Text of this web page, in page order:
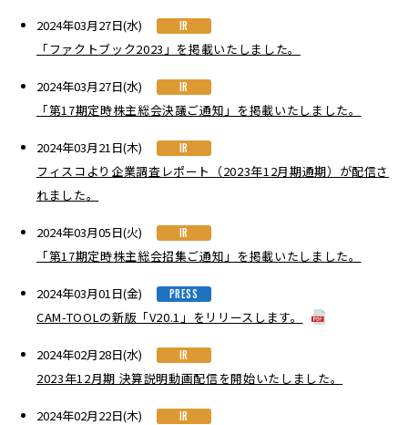
2024年03月27日(水) IR
「ファクトブック2023」を掲載いたしました。
2024年03月27日(水) IR
「第17期定時株主総会決議ご通知」を掲載いたしました。
2024年03月21日(木) IR
フィスコより企業調査レポート（2023年12月期通期）が配信さ
れました。
2024年03月05日(火) IR
「第17期定時株主総会招集ご通知」を掲載いたしました。
2024年03月01日(金) PRESS
CAM-TOOLの新版「V20.1」をリリースします。
2024年02月28日(水) IR
2023年12月期 決算説明動画配信を開始いたしました。
2024年02月22日(木) IR